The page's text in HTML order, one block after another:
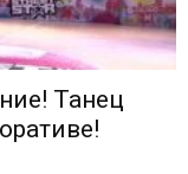
Танец